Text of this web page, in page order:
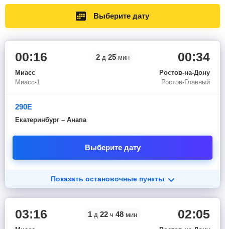
Выберите дату
00:16
Миасс
Миасс-1
2 д 25 мин 00:34
Ростов-на-Дону
Ростов-Главный
290Е
Екатеринбург – Анапа
Выберите дату
Показать остановочные пункты
03:16 1 д 22 ч 48 мин 02:05